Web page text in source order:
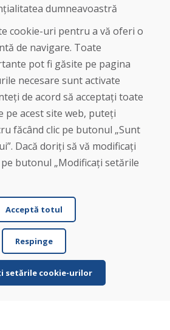
noi
online
și condiții de afaceri
și plată
dumneavoastră
cookie-uri pentru a vă oferi o
de navigare. Toate
pot fi găsite pe pagina
necesare sunt activate
de acord să acceptați toate
pe acest site web, puteți
făcând clic pe butonul „Sunt
Dacă doriți să vă modificați
butonul „Modificați setările
Acceptă totul
Respinge
setările cookie-urilor